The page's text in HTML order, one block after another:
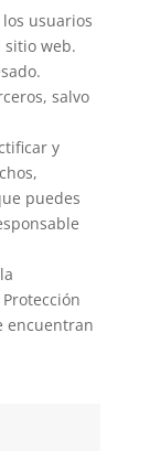
usuarios
sitio web.
salvo
y
puedes
encuentran